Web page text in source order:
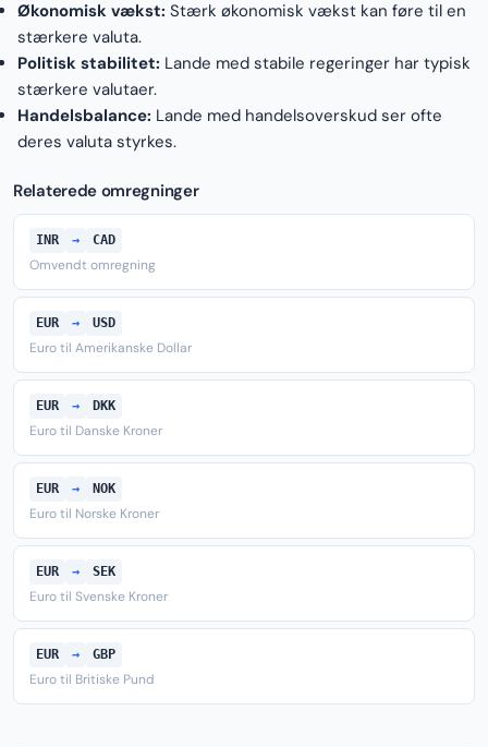
Økonomisk vækst: Stærk økonomisk vækst kan føre til en
stærkere valuta.
Politisk stabilitet: Lande med stabile regeringer har typisk
stærkere valutaer.
Handelsbalance: Lande med handelsoverskud ser ofte
deres valuta styrkes.
Relaterede omregninger
INR → CAD
Omvendt omregning
EUR → USD
Euro til Amerikanske Dollar
EUR → DKK
Euro til Danske Kroner
EUR → NOK
Euro til Norske Kroner
EUR → SEK
Euro til Svenske Kroner
EUR → GBP
Euro til Britiske Pund